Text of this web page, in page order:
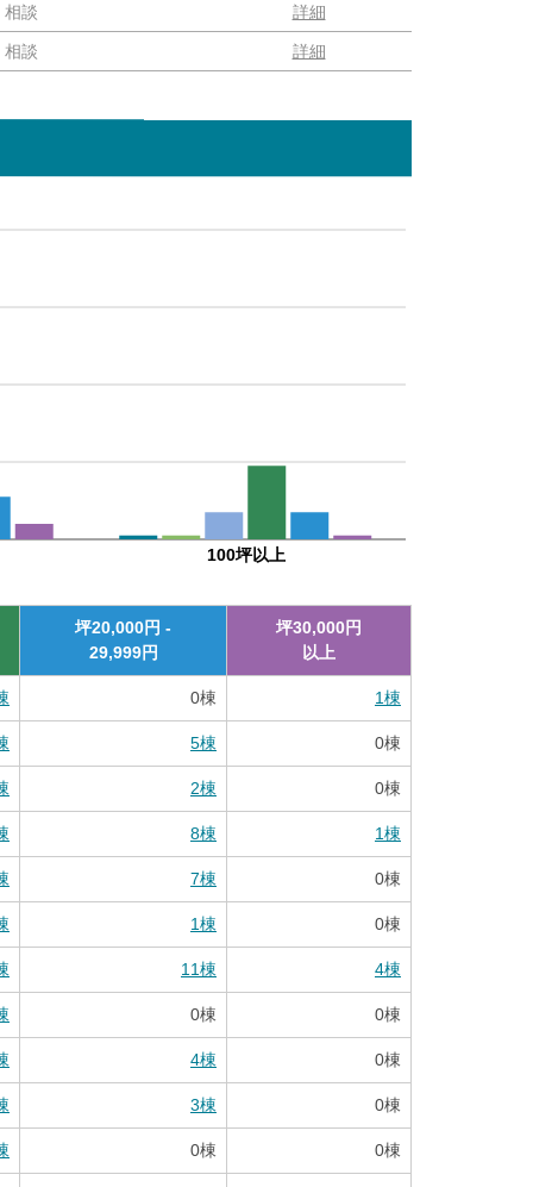
相談 詳細
相談 詳細
100坪以上
坪20,000円 -
29,999円
坪30,000円
以上
0棟 1棟
5棟 0棟
2棟 0棟
8棟 1棟
7棟 0棟
1棟 0棟
11棟 4棟
0棟 0棟
4棟 0棟
3棟 0棟
0棟 0棟